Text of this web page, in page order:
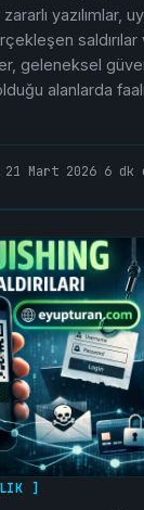
yazılımlar,
geleneksel
alanlarda
21 Mart 2026 6 dk
]